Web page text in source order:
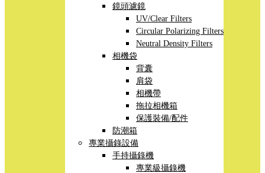
鏡頭濾鏡
UV/Clear Filters
Circular Polarizing Filters
Neutral Density Filters
相機袋
背囊
肩袋
相機帶
拖拉相機箱
保護裝備/配件
防潮箱
專業攝錄設備
手持攝錄機
專業級攝錄機